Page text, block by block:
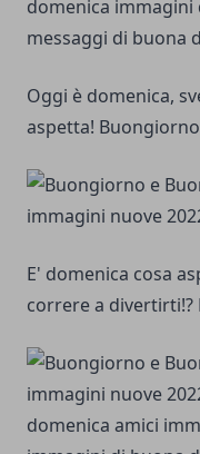
Oggi è domenica,
aspetta!
E' domenica cosa
correre a divertirti!?